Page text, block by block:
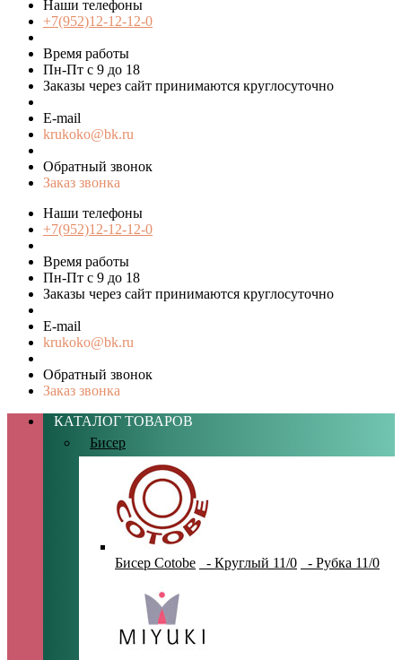
Наши телефоны
+7(952)12-12-12-0
Время работы
Пн-Пт с 9 до 18
Заказы через сайт принимаются круглосуточно
E-mail
krukoko@bk.ru
Обратный звонок
Заказ звонка
Наши телефоны
+7(952)12-12-12-0
Время работы
Пн-Пт с 9 до 18
Заказы через сайт принимаются круглосуточно
E-mail
krukoko@bk.ru
Обратный звонок
Заказ звонка
КАТАЛОГ ТОВАРОВ
Бисер
Бисер Cotobe - Круглый 11/0 - Рубка 11/0